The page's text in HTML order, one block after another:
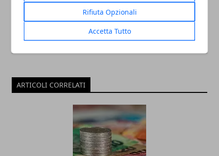
Rifiuta Opzionali
Accetta Tutto
ARTICOLI CORRELATI